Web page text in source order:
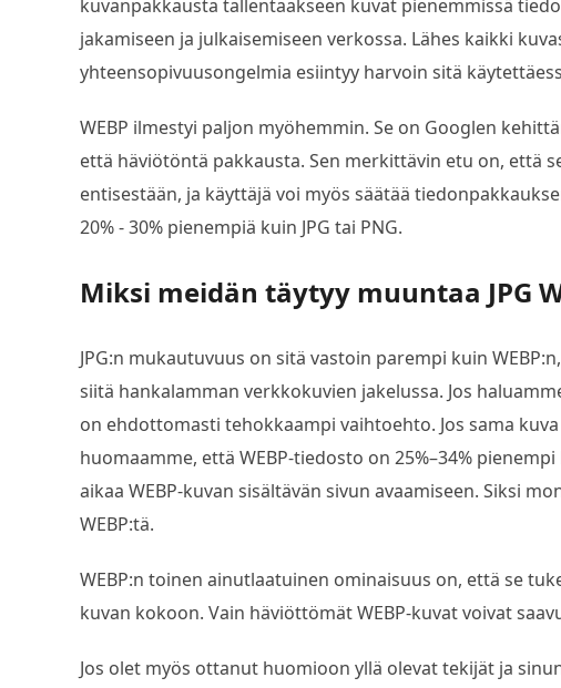
kuvanpakkausta tallentaakseen kuvat pienemmissä
jakamiseen ja julkaisemiseen verkossa. Lähes kaikki
yhteensopivuusongelmia esiintyy harvoin sitä
WEBP ilmestyi paljon myöhemmin. Se on Googlen
että häviötöntä pakkausta. Sen merkittävin etu on, että
entisestään, ja käyttäjä voi myös säätää
20% - 30% pienempiä kuin JPG tai PNG.
Miksi meidän täytyy muuntaa JPG
JPG:n mukautuvuus on sitä vastoin parempi kuin
siitä hankalamman verkkokuvien jakelussa. Jos
on ehdottomasti tehokkaampi vaihtoehto. Jos sama
huomaamme, että WEBP-tiedosto on 25%–34%
aikaa WEBP-kuvan sisältävän sivun avaamiseen. Siksi
WEBP:tä.
WEBP:n toinen ainutlaatuinen ominaisuus on, että se
kuvan kokoon. Vain häviöttömät WEBP-kuvat voivat
Jos olet myös ottanut huomioon yllä olevat tekijät ja